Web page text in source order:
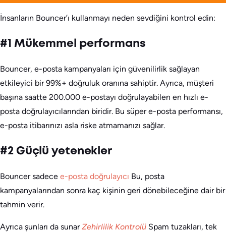
İnsanların Bouncer’ı kullanmayı neden sevdiğini kontrol edin:
#1 Mükemmel performans
Bouncer, e-posta kampanyaları için güvenilirlik sağlayan
etkileyici bir 99%+ doğruluk oranına sahiptir. Ayrıca, müşteri
başına saatte 200.000 e-postayı doğrulayabilen en hızlı e-
posta doğrulayıcılarından biridir. Bu süper e-posta performansı,
e-posta itibarınızı asla riske atmamanızı sağlar.
#2 Güçlü yetenekler
Bouncer sadece e-posta doğrulayıcı Bu, posta
kampanyalarından sonra kaç kişinin geri dönebileceğine dair bir
tahmin verir.
Ayrıca şunları da sunarZehirlilik Kontrolü Spam tuzakları, tek